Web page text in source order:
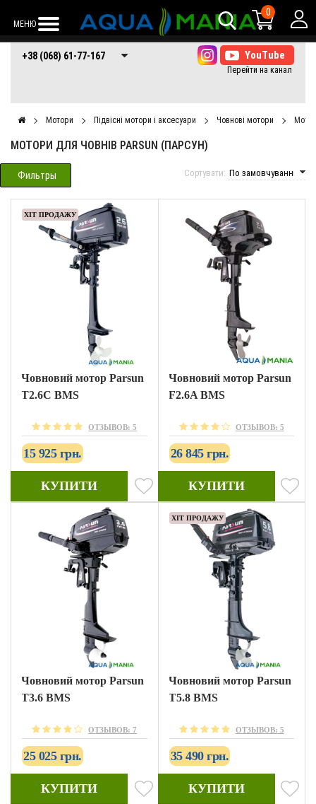
МЕНЮ
0
+38 (068) 61-77-
167
+38 (066) 61-77-+38 (073) 61-77-
167
+38 (068) 61-77-167
Мотори Підвісні мотори і аксесуари Човнові мотори
МОТОРИ ДЛЯ ЧОВНІВ PARSUN (ПАРСУН)
Сортувати:
Фильтры
ХІТ ПРОДАЖУ
Човновий мотор Parsun
T2.6С BMS
ОТЗЫВОВ: 5
15 925 грн.
КУПИТИ
Човновий мотор Parsun
F2.6A BMS
ОТЗЫВОВ: 5
26 845 грн.
КУПИТИ
Човновий мотор Parsun
T3.6 BMS
ОТЗЫВОВ: 7
25 025 грн.
КУПИТИ
ХІТ ПРОДАЖУ
Човновий мотор Parsun
T5.8 BMS
ОТЗЫВОВ: 5
35 490 грн.
КУПИТИ